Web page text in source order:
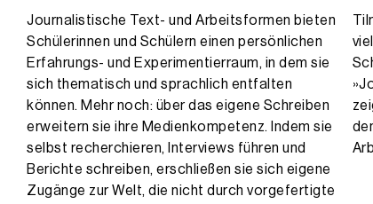
Journalistische Text- und Arbeitsformen bieten
Schülerinnen und Schülern einen persönlichen
Erfahrungs- und Experimentierraum, in dem sie
sich thematisch und sprachlich entfalten
können. Mehr noch: über das eigene Schreiben
erweitern sie ihre Medienkompetenz. Indem sie
selbst recherchieren, Interviews führen und
Berichte schreiben, erschließen sie sich eigene
Zugänge zur Welt, die nicht durch vorgefertigte